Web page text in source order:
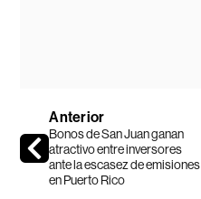
Anterior
Bonos de San Juan ganan
atractivo entre inversores
ante la escasez de emisiones
en Puerto Rico